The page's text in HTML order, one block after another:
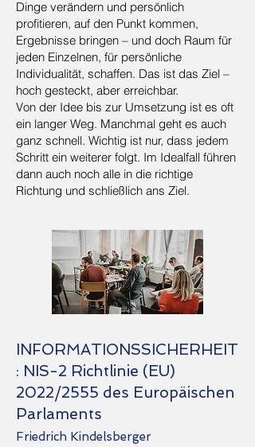
Dinge verändern und persönlich
profitieren, auf den Punkt kommen,
Ergebnisse bringen – und doch Raum für
jeden Einzelnen, für persönliche
Individualität, schaffen. Das ist das Ziel –
hoch gesteckt, aber erreichbar.
Von der Idee bis zur Umsetzung ist es oft
ein langer Weg. Manchmal geht es auch
ganz schnell. Wichtig ist nur, dass jedem
Schritt ein weiterer folgt. Im Idealfall führen
dann auch noch alle in die richtige
Richtung und schließlich ans Ziel.
INFORMATIONSSICHERHEIT
: NIS-2 Richtlinie (EU)
2022/2555 des Europäischen
Parlaments
Friedrich Kindelsberger